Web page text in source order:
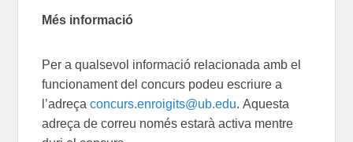
Més informació
Per a qualsevol informació relacionada amb el
funcionament del concurs podeu escriure a
l’adreçaconcurs.enroigits@ub.edu. Aquesta
adreça de correu nomésestarà activa mentre